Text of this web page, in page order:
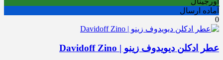
آماده ارسال
0
عطر ادکلن دیویدوف زینو | Davidoff Zino